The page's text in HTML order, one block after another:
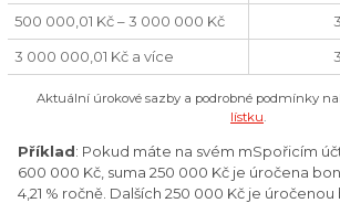
500 000,01 Kč – 3 000 000 Kč
3 000 000,01 Kč a více
Aktuální úrokové sazby a podrobné podmínky
lístku.
Příklad: Pokud máte na svém mSpořicím
600 000 Kč, suma 250 000 Kč je úročena
4,21 % ročně. Dalších 250 000 Kč je